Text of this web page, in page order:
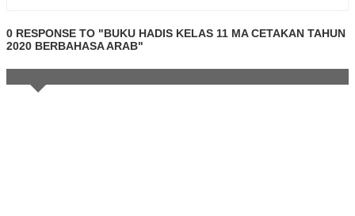
0 RESPONSE TO "BUKU HADIS KELAS 11 MA CETAKAN TAHUN
2020 BERBAHASA ARAB"